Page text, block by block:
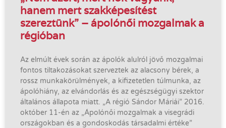
hanem mert szakképesítést
szereztünk” – ápolónői mozgalmak a
régióban
Az elmúlt évek során az ápolók alulról jövő mozgalmai
fontos tiltakozásokat szerveztek az alacsony bérek, a
rossz munkakörülmények, a kifizetetlen túlmunka, az
ápolóhiány, az elvándorlás és az egészségügyi szektor
általános állapota miatt. „A régió Sándor Máriái” 2016.
október 11-én az „Ápolónői mozgalmak a visegrádi
országokban és a gondoskodás társadalmi értéke”